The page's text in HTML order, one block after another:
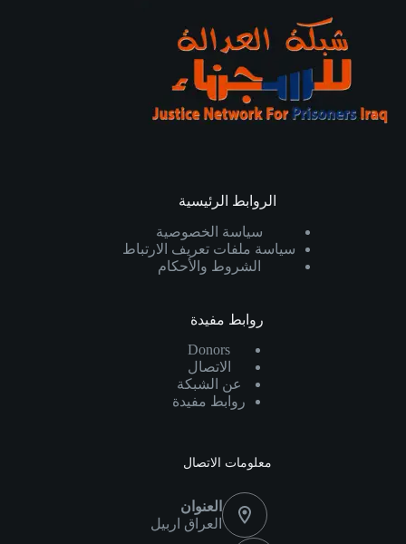
الروابط الرئيسية
سياسة الخصوصية
سياسة ملفات تعريف الارتباط
الشروط والأحكام
روابط مفيدة
Donors
الاتصال
عن الشبكة
روابط مفيدة
معلومات الاتصال
العنوان
العراق اربيل